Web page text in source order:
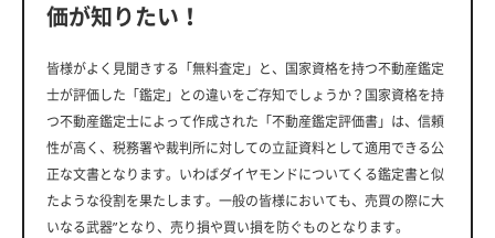
価が知りたい！
皆様がよく見聞きする「無料査定」と、国家資格を持つ不動産鑑定
士が評価した「鑑定」との違いをご存知でしょうか？国家資格を持
つ不動産鑑定士によって作成された「不動産鑑定評価書」は、信頼
性が高く、税務署や裁判所に対しての立証資料として適用できる公
正な文書となります。いわばダイヤモンドについてくる鑑定書と似
たような役割を果たします。一般の皆様においても、売買の際に大
いなる武器”となり、売り損や買い損を防ぐものとなります。